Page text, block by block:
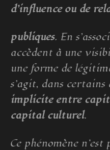
d’influence ou de
publiques. En
accèdent à une
une forme de
s’agit, dans certains
implicite entre
capital culturel.
Ce phénomène